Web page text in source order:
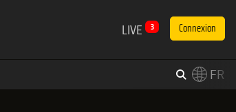
LIVE 3 Connexion
FR